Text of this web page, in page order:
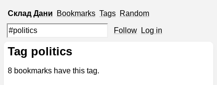
Склад Дани Bookmarks Tags Random
Follow Log in
Tag politics
8 bookmarks have this tag.